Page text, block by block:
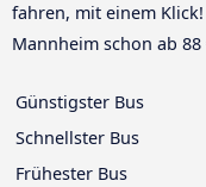
fahren, mit einem
Mannheim schon ab 88
Günstigster Bus
Schnellster Bus
Frühester Bus